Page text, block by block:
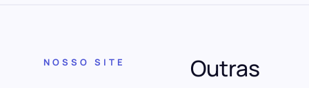
NOSSO SITE
Outras